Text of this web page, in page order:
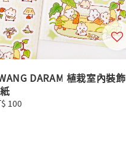
DARAM 植栽室內裝飾
100